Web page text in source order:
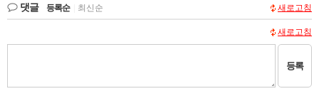
댓글 등록순 최신순 새로고침
새로고침
등록